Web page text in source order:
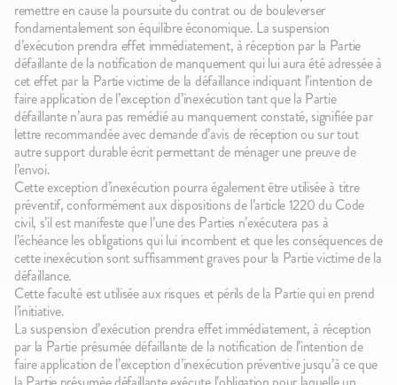
remettre en cause la poursuite du contrat ou de bouleverser
fondamentalement son équilibre économique. La suspension
d’exécution prendra effet immédiatement, à réception par la Partie
défaillante de la notification de manquement qui lui aura été adressée à
cet effet par la Partie victime de la défaillance indiquant l’intention de
faire application de l’exception d’inexécution tant que la Partie
défaillante n’aura pas remédié au manquement constaté, signifiée par
lettre recommandée avec demande d’avis de réception ou sur tout
autre support durable écrit permettant de ménager une preuve de
l’envoi.
Cette exception d’inexécution pourra également être utilisée à titre
préventif, conformément aux dispositions de l’article 1220 du Code
civil, s’il est manifeste que l’une des Parties n’exécutera pas à
l’échéance les obligations qui lui incombent et que les conséquences de
cette inexécution sont suffisamment graves pour la Partie victime de la
défaillance.
Cette faculté est utilisée aux risques et périls de la Partie qui en prend
l’initiative.
La suspension d’exécution prendra effet immédiatement, à réception
par la Partie présumée défaillante de la notification de l’intention de
faire application de l’exception d’inexécution préventive jusqu’à ce que